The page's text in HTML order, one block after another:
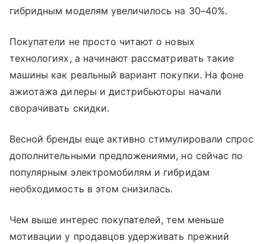
гибридным моделям увеличилось на 30–40%.
Покупатели не просто читают о новых
технологиях, а начинают рассматривать такие
машины как реальный вариант покупки. На фоне
ажиотажа дилеры и дистрибьюторы начали
сворачивать скидки.
Весной бренды еще активно стимулировали спрос
дополнительными предложениями, но сейчас по
популярным электромобилям и гибридам
необходимость в этом снизилась.
Чем выше интерес покупателей, тем меньше
мотивации у продавцов удерживать прежний